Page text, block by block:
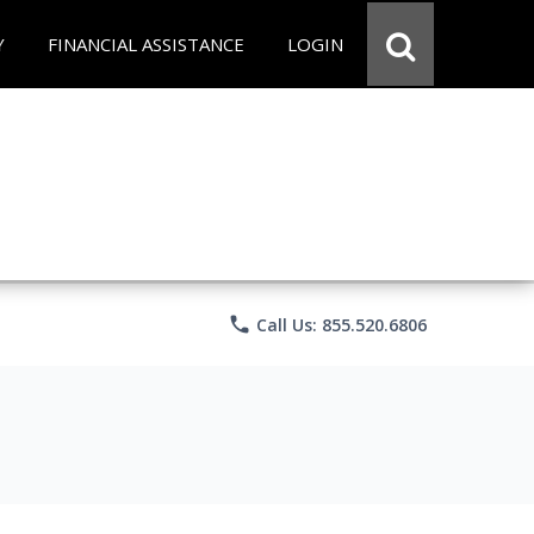
FINANCIAL ASSISTANCE LOGIN
phone Call Us: 855.520.6806